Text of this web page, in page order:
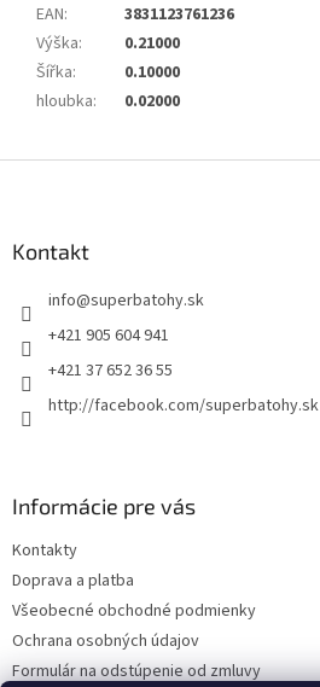
EAN:
3831123761236
Výška:
0.21000
Šířka:
0.10000
hloubka: 0.02000
Kontakt
info@superbatohy.sk
+421 905 604 941
+421 37 652 36 55
http://facebook.com/superbatohy.sk
Informácie pre vás
Kontakty
Doprava a platba
Všeobecné obchodné podmienky
Ochrana osobných údajov
Formulár na odstúpenie od zmluvy